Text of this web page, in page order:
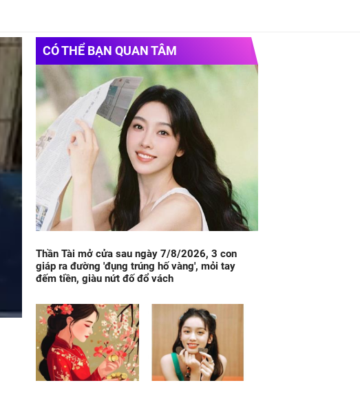
CÓ THỂ BẠN QUAN TÂM
Thần Tài mở cửa sau ngày 7/8/2026, 3 con
giáp ra đường 'đụng trúng hố vàng', mỏi tay
đếm tiền, giàu nứt đố đổ vách